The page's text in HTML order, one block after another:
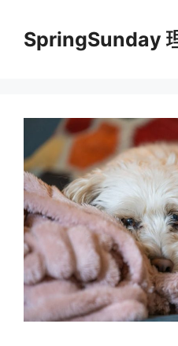
contentSpringSunday